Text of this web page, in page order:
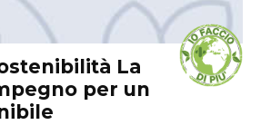
La
per un